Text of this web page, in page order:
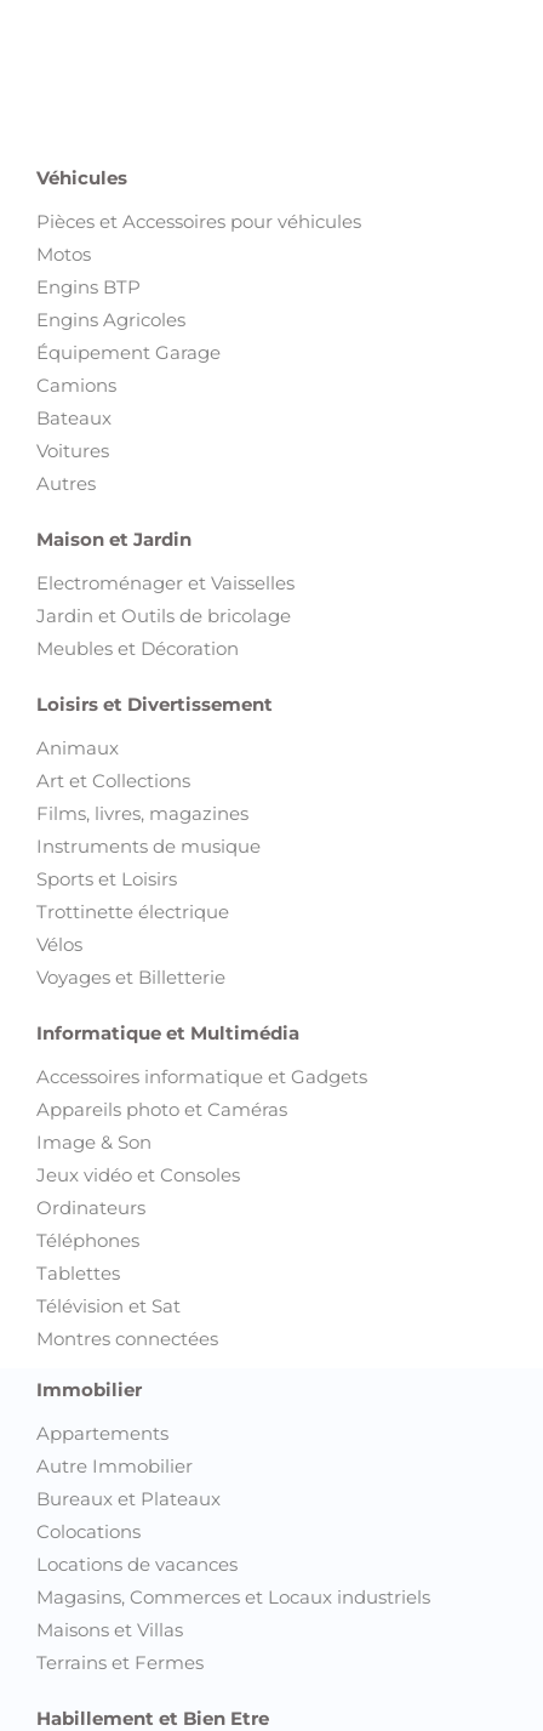
Véhicules
Pièces et Accessoires pour véhicules
Motos
Engins BTP
Engins Agricoles
Équipement Garage
Camions
Bateaux
Voitures
Autres
Maison et Jardin
Electroménager et Vaisselles
Jardin et Outils de bricolage
Meubles et Décoration
Loisirs et Divertissement
Animaux
Art et Collections
Films, livres, magazines
Instruments de musique
Sports et Loisirs
Trottinette électrique
Vélos
Voyages et Billetterie
Informatique et Multimédia
Accessoires informatique et Gadgets
Appareils photo et Caméras
Image & Son
Jeux vidéo et Consoles
Ordinateurs
Téléphones
Tablettes
Télévision et Sat
Montres connectées
Immobilier
Appartements
Autre Immobilier
Bureaux et Plateaux
Colocations
Locations de vacances
Magasins, Commerces et Locaux industriels
Maisons et Villas
Terrains et Fermes
Habillement et Bien Etre